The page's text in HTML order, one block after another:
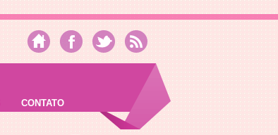
CONTATO